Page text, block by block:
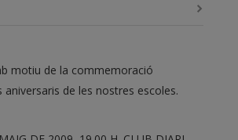
motiu de la commemoració
aniversaris de les nostres escoles.